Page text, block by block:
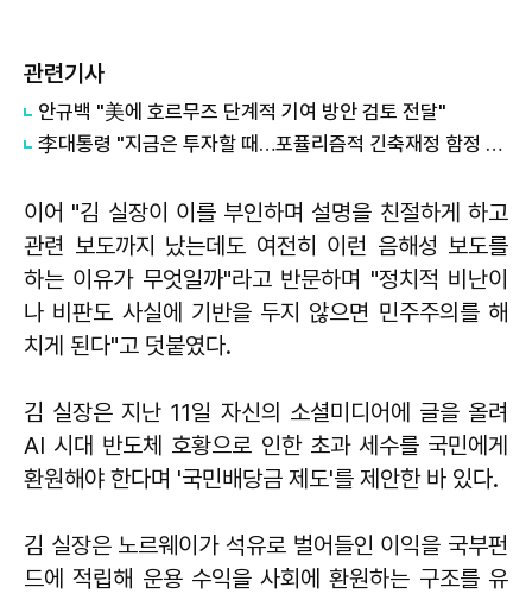
관련기사
안규백 "美에 호르무즈 단계적 기여 방안 검토 전달"
李대통령 "지금은 투자할 때…포퓰리즘적 긴축재정 함정 안 돼"
이어 "김 실장이 이를 부인하며 설명을 친절하게 하고
관련 보도까지 났는데도 여전히 이런 음해성 보도를
하는 이유가 무엇일까"라고 반문하며 "정치적 비난이
나 비판도 사실에 기반을 두지 않으면 민주주의를 해
치게 된다"고 덧붙였다.
김 실장은 지난 11일 자신의 소셜미디어에 글을 올려
AI 시대 반도체 호황으로 인한 초과 세수를 국민에게
환원해야 한다며 '국민배당금 제도'를 제안한 바 있다.
김 실장은 노르웨이가 석유로 벌어들인 이익을 국부펀
드에 적립해 운용 수익을 사회에 환원하는 구조를 유